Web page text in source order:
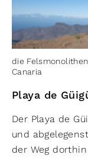
die
Canaria
Playa de
Der Playa de
und
der Weg